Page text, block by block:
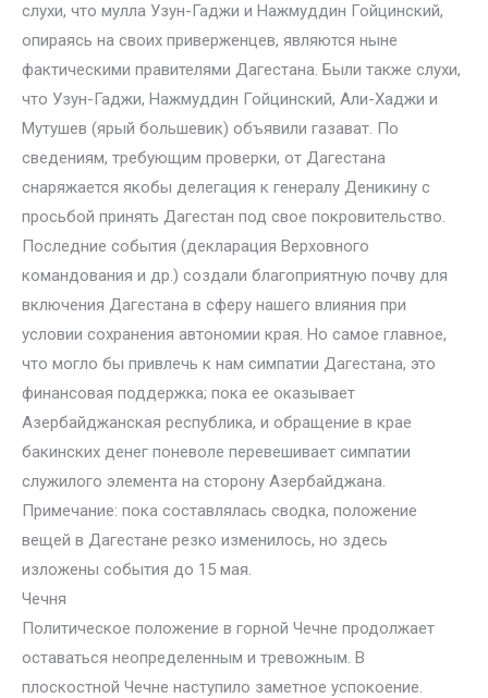
слухи, что мулла Узун-Гаджи и Нажмуддин Гойцинский,
опираясь на своих приверженцев, являются ныне
фактическими правителями Дагестана. Были также слухи,
что Узун-Гаджи, Нажмуддин Гойцинский, Али-Хаджи и
Мутушев (ярый большевик) объявили газават. По
сведениям, требующим проверки, от Дагестана
снаряжается якобы делегация к генералу Деникину с
просьбой принять Дагестан под свое покровительство.
Последние события (декларация Верховного
командования и др.) создали благоприятную почву для
включения Дагестана в сферу нашего влияния при
условии сохранения автономии края. Но самое главное,
что могло бы привлечь к нам симпатии Дагестана, это
финансовая поддержка; пока ее оказывает
Азербайджанская республика, и обращение в крае
бакинских денег поневоле перевешивает симпатии
служилого элемента на сторону Азербайджана.
Примечание: пока составлялась сводка, положение
вещей в Дагестане резко изменилось, но здесь
изложены события до 15 мая.
Чечня
Политическое положение в горной Чечне продолжает
оставаться неопределенным и тревожным. В
плоскостной Чечне наступило заметное успокоение.